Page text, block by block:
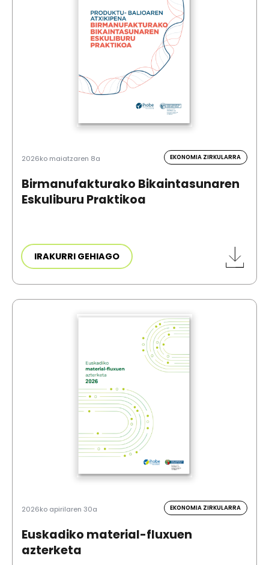
2026ko maiatzaren 8a EKONOMIA ZIRKULARRA
Birmanufakturako Bikaintasunaren
Eskuliburu Praktikoa
IRAKURRI GEHIAGO
2026ko apirilaren 30a EKONOMIA ZIRKULARRA
Euskadiko material-fluxuen
azterketa